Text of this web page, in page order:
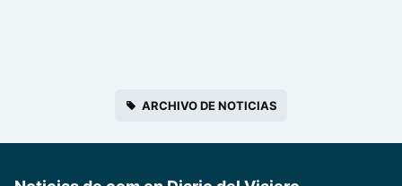
ARCHIVO DE NOTICIAS